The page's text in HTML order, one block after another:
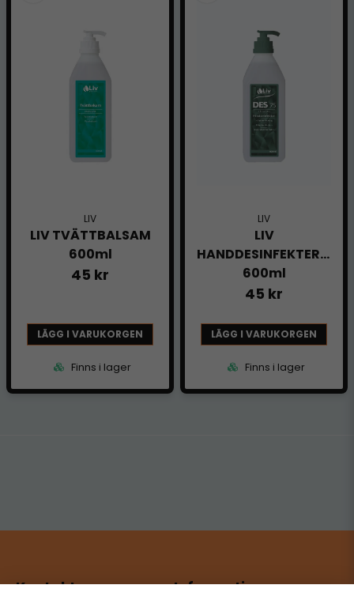
LIV
LIV TVÄTTBALSAM
600ml
45 kr
LÄGG I VARUKORGEN
Finns i lager
LIV
LIV
HANDDESINFEKTERING
600ml
45 kr
LÄGG I VARUKORGEN
Finns i lager
Kontakt Information